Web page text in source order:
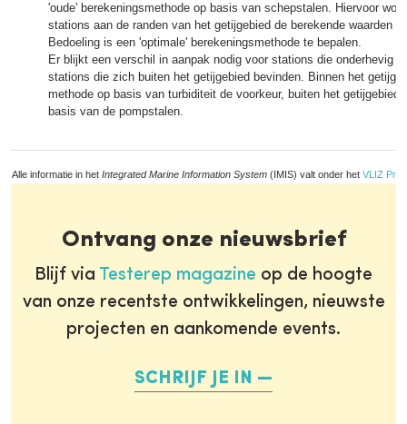
'oude' berekeningsmethode op basis van schepstalen. Hiervoor
stations aan de randen van het getijgebied de berekende waarden
Bedoeling is een 'optimale' berekeningsmethode te bepalen.
Er blijkt een verschil in aanpak nodig voor stations die onderhevig
stations die zich buiten het getijgebied bevinden. Binnen het
methode op basis van turbiditeit de voorkeur, buiten het getijgebied
basis van de pompstalen.
Alle informatie in het Integrated Marine Information System (IMIS) valt onder het VLIZ
Ontvang onze nieuwsbrief
Blijf via Testerep magazine op de hoogte
van onze recentste ontwikkelingen, nieuwste
projecten en aankomende events.
SCHRIJF JE IN